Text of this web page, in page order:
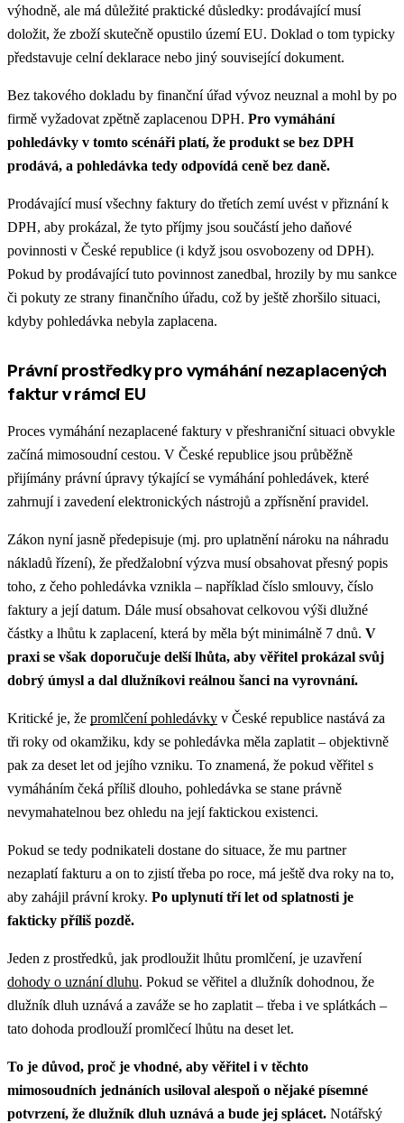
výhodně, ale má důležité praktické důsledky: prodávající musí
doložit, že zboží skutečně opustilo území EU. Doklad o tom typicky
představuje celní deklarace nebo jiný související dokument.
Bez takového dokladu by finanční úřad vývoz neuznal a mohl by po
firmě vyžadovat zpětně zaplacenou DPH. Pro vymáhání
pohledávky v tomto scénáři platí, že produkt se bez DPH
prodává, a pohledávka tedy odpovídá ceně bez daně.
Prodávající musí všechny faktury do třetích zemí uvést v přiznání k
DPH, aby prokázal, že tyto příjmy jsou součástí jeho daňové
povinnosti v České republice (i když jsou osvobozeny od DPH).
Pokud by prodávající tuto povinnost zanedbal, hrozily by mu sankce
či pokuty ze strany finančního úřadu, což by ještě zhoršilo situaci,
kdyby pohledávka nebyla zaplacena.
Právní prostředky pro vymáhání nezaplacených
faktur v rámci EU
Proces vymáhání nezaplacené faktury v přeshraniční situaci obvykle
začíná mimosoudní cestou. V České republice jsou průběžně
přijímány právní úpravy týkající se vymáhání pohledávek, které
zahrnují i zavedení elektronických nástrojů a zpřísnění pravidel.
Zákon nyní jasně předepisuje (mj. pro uplatnění nároku na náhradu
nákladů řízení), že předžalobní výzva musí obsahovat přesný popis
toho, z čeho pohledávka vznikla – například číslo smlouvy, číslo
faktury a její datum. Dále musí obsahovat celkovou výši dlužné
částky a lhůtu k zaplacení, která by měla být minimálně 7 dnů. V
praxi se však doporučuje delší lhůta, aby věřitel prokázal svůj
dobrý úmysl a dal dlužníkovi reálnou šanci na vyrovnání.
Kritické je, že promlčení pohledávky v České republice nastává za
tři roky od okamžiku, kdy se pohledávka měla zaplatit – objektivně
pak za deset let od jejího vzniku. To znamená, že pokud věřitel s
vymáháním čeká příliš dlouho, pohledávka se stane právně
nevymahatelnou bez ohledu na její faktickou existenci.
Pokud se tedy podnikateli dostane do situace, že mu partner
nezaplatí fakturu a on to zjistí třeba po roce, má ještě dva roky na to,
aby zahájil právní kroky. Po uplynutí tří let od splatnosti je
fakticky příliš pozdě.
Jeden z prostředků, jak prodloužit lhůtu promlčení, je uzavření
dohody o uznání dluhu. Pokud se věřitel a dlužník dohodnou, že
dlužník dluh uznává a zaváže se ho zaplatit – třeba i ve splátkách –
tato dohoda prodlouží promlčecí lhůtu na deset let.
To je důvod, proč je vhodné, aby věřitel i v těchto
mimosoudních jednáních usiloval alespoň o nějaké písemné
potvrzení, že dlužník dluh uznává a bude jej splácet. Notářský